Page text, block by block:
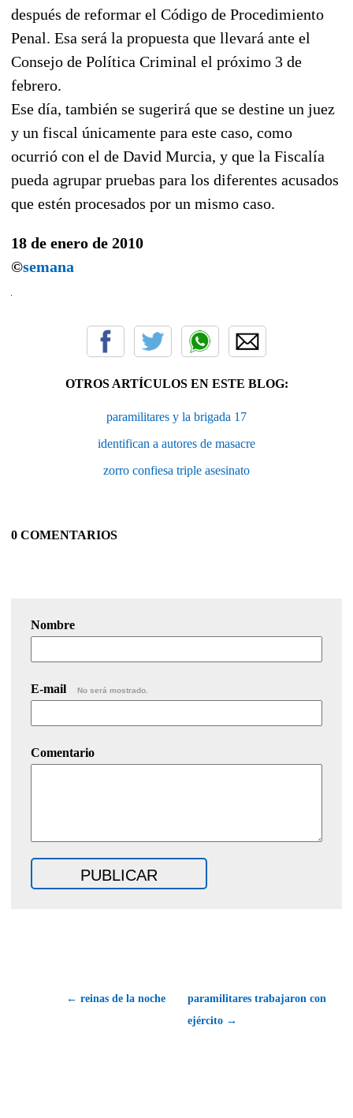
después de reformar el Código de Procedimiento
Penal. Esa será la propuesta que llevará ante el
Consejo de Política Criminal el próximo 3 de
febrero.
Ese día, también se sugerirá que se destine un juez
y un fiscal únicamente para este caso, como
ocurrió con el de David Murcia, y que la Fiscalía
pueda agrupar pruebas para los diferentes acusados
que estén procesados por un mismo caso.
18 de enero de 2010
©semana
OTROS ARTÍCULOS EN ESTE BLOG:
paramilitares y la brigada 17
identifican a autores de masacre
zorro confiesa triple asesinato
0 COMENTARIOS
Nombre
E-mail No será mostrado.
Comentario
← reinas de la noche
paramilitares trabajaron con
ejército →